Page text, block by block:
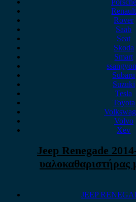
Porsche
Renault
Rover
Saab
Seat
Skoda
Smart
Subaru
Suzuki
Tesla
Toyota
Volvo
Xev
Jeep Renegade
υαλοκαθαριστήρας
JEEP